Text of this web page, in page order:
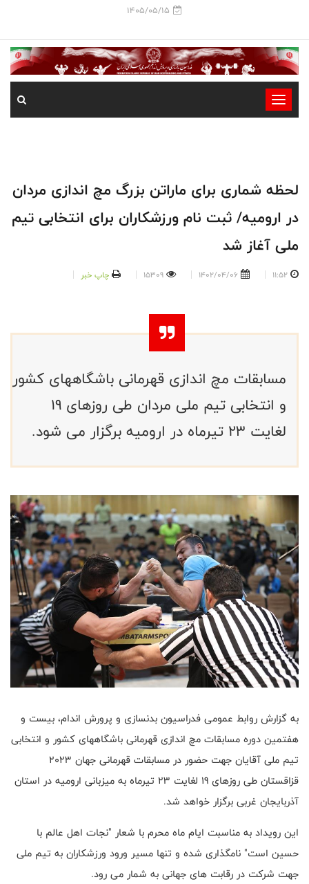
1405/05/15
-
-
-
-
لحظه شماری برای ماراتن بزرگ مچ اندازی مردان
در ارومیه/ ثبت نام ورزشکاران برای انتخابی تیم
ملی آغاز شد
11:52
1402/04/06
15309 چاپ خبر
مسابقات مچ اندازی قهرمانی باشگاههای کشور
و انتخابی تیم ملی مردان طی روزهای 19
لغایت 23 تیرماه در ارومیه برگزار می شود.
به گزارش روابط عمومی فدراسیون بدنسازی و پرورش اندام، بیست و
هفتمین دوره مسابقات مچ اندازی قهرمانی باشگاههای کشور و انتخابی
تیم ملی آقایان جهت حضور در مسابقات قهرمانی جهان 2023
قزاقستان طی روزهای 19 لغایت 23 تیرماه به میزبانی ارومیه در استان
آذربایجان غربی برگزار خواهد شد.
این رویداد به مناسبت ایام ماه محرم با شعار "نجات اهل عالم با
حسین است" نامگذاری شده و تنها مسیر ورود ورزشکاران به تیم ملی
جهت شرکت در رقابت های جهانی به شمار می رود.